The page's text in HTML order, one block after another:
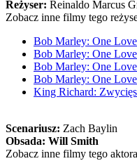
Reżyser: Reinaldo Marcus
Zobacz inne filmy tego
Bob Marley: One
Bob Marley: One
Bob Marley: One
Bob Marley: One
King Richard:
Scenariusz: Zach Baylin
Obsada: Will Smith
Zobacz inne filmy tego